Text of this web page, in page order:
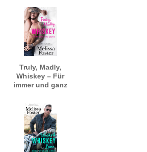
Truly, Madly,
Whiskey – Für
immer und ganz
Dark Knights aus
Peaceful Harbor)